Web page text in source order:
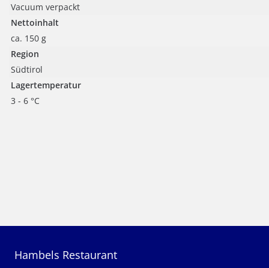
Vacuum verpackt
Nettoinhalt
ca. 150 g
Region
Südtirol
Lagertemperatur
3 - 6 °C
Hambels Restaurant